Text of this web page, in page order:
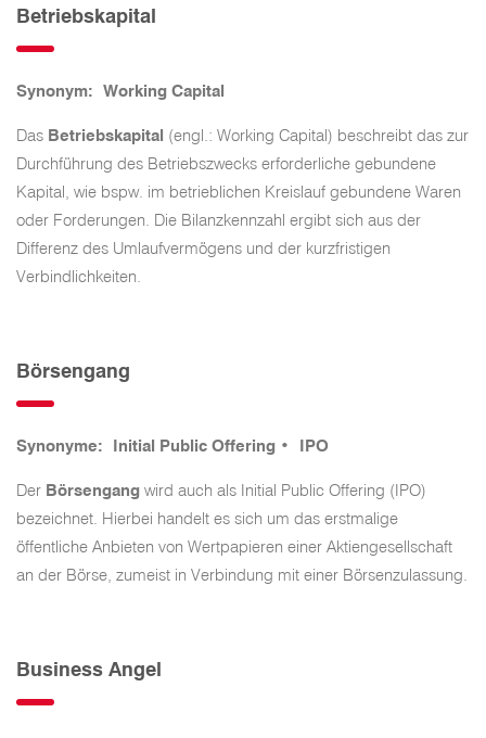
Betriebskapital
Synonym: Working Capital
Das Betriebskapital (engl.: Working Capital) beschreibt das zur
Durchführung des Betriebszwecks erforderliche gebundene
Kapital, wie bspw. im betrieblichen Kreislauf gebundene Waren
oder Forderungen. Die Bilanzkennzahl ergibt sich aus der
Differenz des Umlaufvermögens und der kurzfristigen
Verbindlichkeiten.
Börsengang
Synonyme: Initial Public Offering • IPO
Der Börsengang wird auch als Initial Public Offering (IPO)
bezeichnet. Hierbei handelt es sich um das erstmalige
öffentliche Anbieten von Wertpapieren einer Aktiengesellschaft
an der Börse, zumeist in Verbindung mit einer Börsenzulassung.
Business Angel